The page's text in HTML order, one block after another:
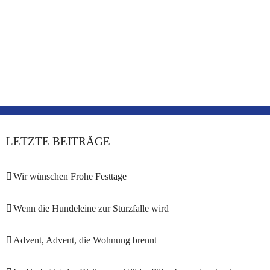
LETZTE BEITRÄGE
Wir wünschen Frohe Festtage
Wenn die Hundeleine zur Sturzfalle wird
Advent, Advent, die Wohnung brennt